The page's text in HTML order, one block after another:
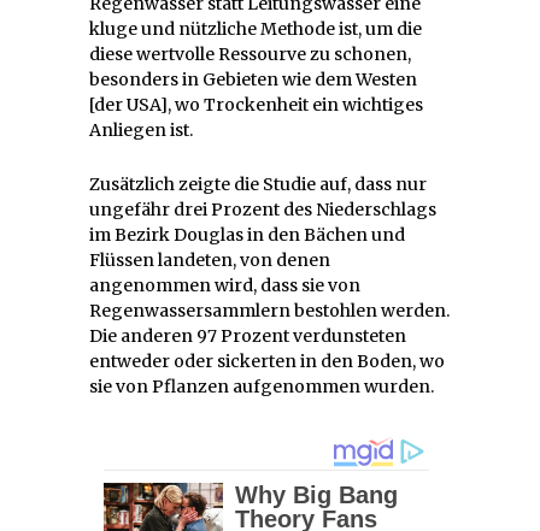
kluge und nützliche Methode ist, um die
diese wertvolle Ressourve zu schonen,
besonders in Gebieten wie dem Westen
[der USA], wo Trockenheit ein wichtiges
Anliegen ist.
Zusätzlich zeigte die Studie auf, dass nur
ungefähr drei Prozent des Niederschlags
im Bezirk Douglas in den Bächen und
Flüssen landeten, von denen
angenommen wird, dass sie von
Regenwassersammlern bestohlen werden.
Die anderen 97 Prozent verdunsteten
entweder oder sickerten in den Boden, wo
sie von Pflanzen aufgenommen wurden.